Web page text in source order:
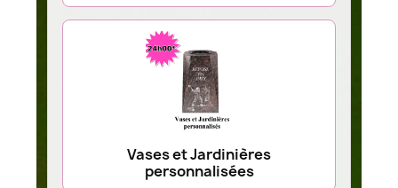
Vases et Jardinières
personnalisées